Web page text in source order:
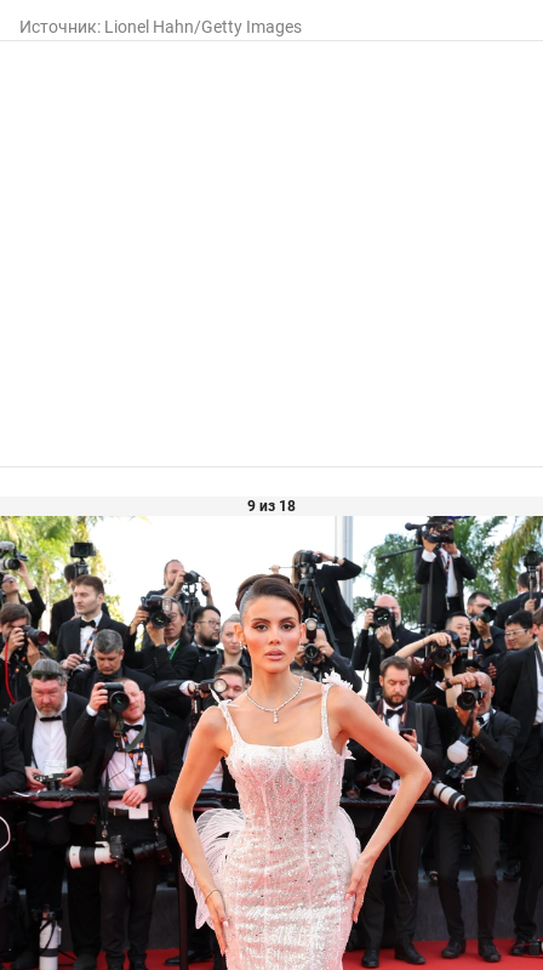
Источник: Lionel Hahn/Getty Images
9 из 18